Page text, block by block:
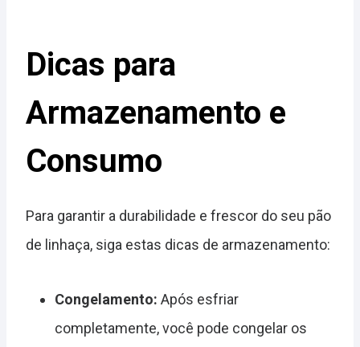
Dicas para
Armazenamento e
Consumo
Para garantir a durabilidade e frescor do seu pão
de linhaça, siga estas dicas de armazenamento:
Congelamento: Após esfriar
completamente, você pode congelar os